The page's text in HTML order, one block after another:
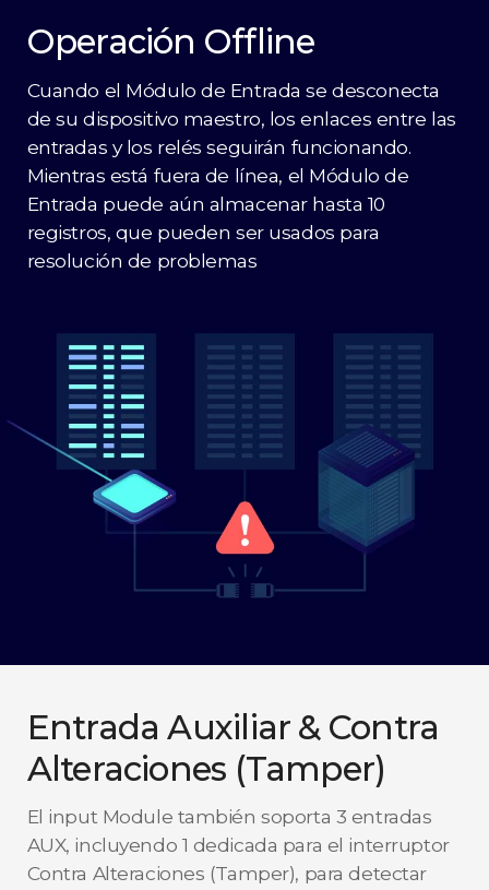
Operación Offline
Cuando el Módulo de Entrada se desconecta
de su dispositivo maestro, los enlaces entre las
entradas y los relés seguirán funcionando.
Mientras está fuera de línea, el Módulo de
Entrada puede aún almacenar hasta 10
registros, que pueden ser usados para
resolución de problemas
Entrada Auxiliar & Contra
Alteraciones (Tamper)
El input Module también soporta 3 entradas
AUX, incluyendo 1 dedicada para el interruptor
Contra Alteraciones (Tamper), para detectar